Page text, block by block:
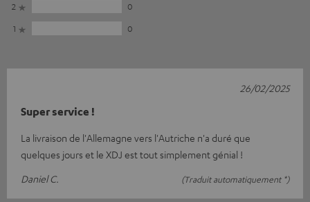
2
0
1
0
Super service !
La livraison de l'Allemagne vers l'Autriche n'a duré que
quelques jours et le XDJ est tout simplement génial !
Daniel C.
(Traduit automatiquement *)
26/02/2025